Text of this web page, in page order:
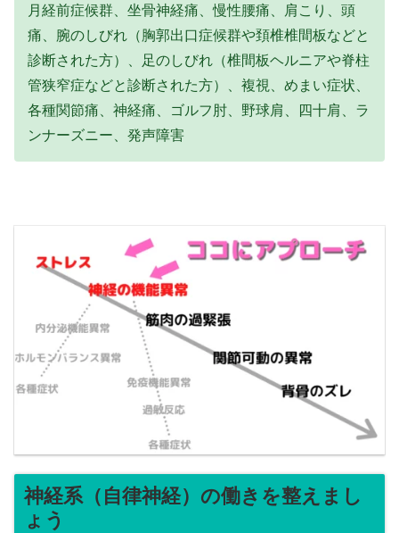
月経前症候群、坐骨神経痛、慢性腰痛、肩こり、頭
痛、腕のしびれ（胸郭出口症候群や頚椎椎間板などと
診断された方）、足のしびれ（椎間板ヘルニアや脊柱
管狭窄症などと診断された方）、複視、めまい症状、
各種関節痛、神経痛、ゴルフ肘、野球肩、四十肩、ラ
ンナーズニー、発声障害
神経系（自律神経）の働きを整えまし
ょう